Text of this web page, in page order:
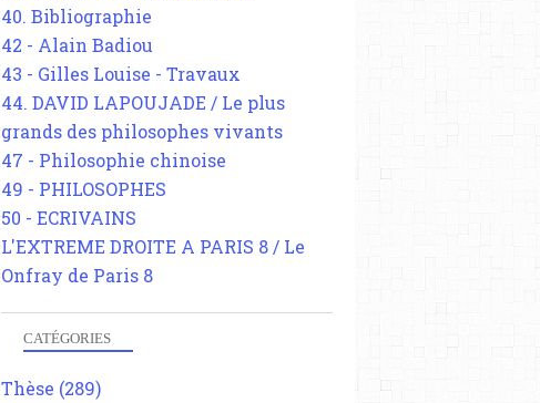
40. Bibliographie
42 - Alain Badiou
43 - Gilles Louise - Travaux
44. DAVID LAPOUJADE / Le plus
grands des philosophes vivants
47 - Philosophie chinoise
49 - PHILOSOPHES
50 - ECRIVAINS
L'EXTREME DROITE A PARIS 8 / Le
Onfray de Paris 8
CATÉGORIES
Thèse (289)